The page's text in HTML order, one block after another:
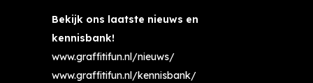
Bekijk ons laatste nieuws en
kennisbank!
www.graffitifun.nl/nieuws/
www.graffitifun.nl/kennisbank/